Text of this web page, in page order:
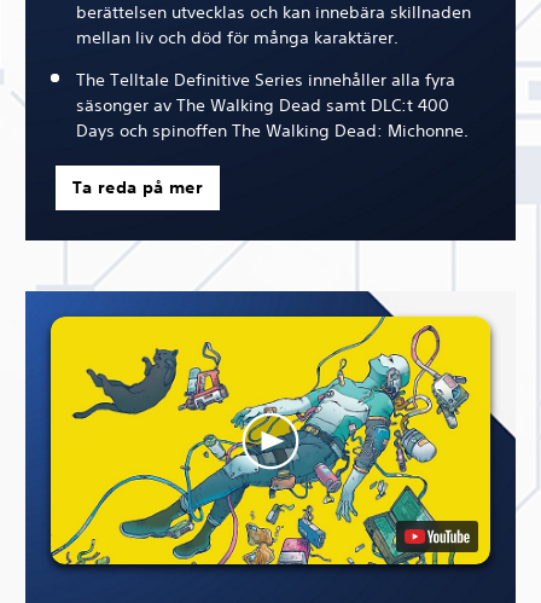
berättelsen utvecklas och kan innebära skillnaden
mellan liv och död för många karaktärer.
The Telltale Definitive Series innehåller alla fyra
säsonger av The Walking Dead samt DLC:t 400
Days och spinoffen The Walking Dead: Michonne.
Ta reda på mer